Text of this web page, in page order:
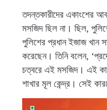
তদন্তকারীদের একাংশের
মসজিদ ছিল না। ছিল,
পুলিশের প্রধান ইজাজ খান
করেছেন। তিনি বলেন,
চত্বরে এই মসজিদ। এই
শাখার মূল কেন্দ্র। সেই